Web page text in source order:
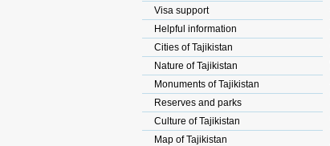
Visa support
Helpful information
Cities of Tajikistan
Nature of Tajikistan
Monuments of Tajikistan
Reserves and parks
Culture of Tajikistan
Map of Tajikistan